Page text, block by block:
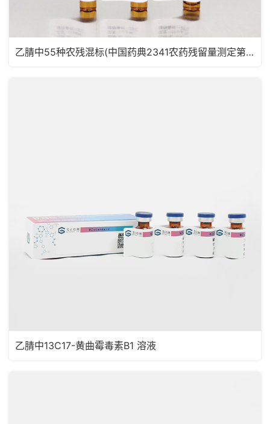
乙腈中55种农残混标(中国药典2341农药残留量测定第五法，药典定量限浓度)
乙腈中13C17-黄曲霉毒素B1 溶液